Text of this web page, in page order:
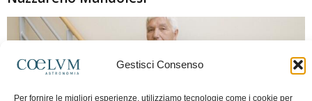
Gestisci Consenso
Per fornire le migliori esperienze, utilizziamo tecnologie come i cookie per